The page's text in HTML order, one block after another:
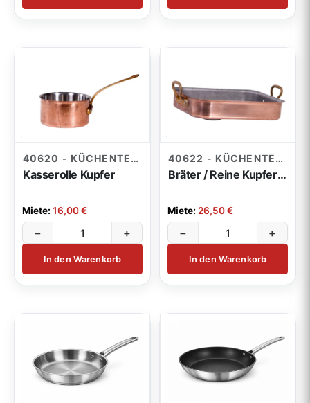
40620 - KÜCHENTECHNIK
Kasserolle Kupfer
Miete:16,00 €
− +
In den Warenkorb
40622 - KÜCHENTECHNIK
Bräter / Reine Kupfer 33 x 42cm
Miete:26,50 €
− +
In den Warenkorb